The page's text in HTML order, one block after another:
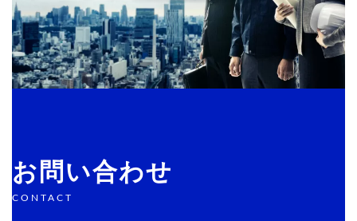
お問い合わせ
CONTACT